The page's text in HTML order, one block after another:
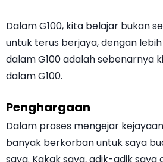
Dalam G100, kita belajar bukan
untuk terus berjaya, dengan
dalam G100 adalah sebenarnya
dalam G100.
Penghargaan
Dalam proses mengejar
banyak berkorban untuk saya